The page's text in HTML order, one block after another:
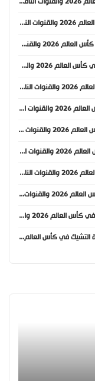
موعد مباراة السويد وتونس في كأس العالم 2026 والقنوات الناقلة
موعد مباراة إسبانيا والرأس الأخضر في كأس العالم 2026 والقنوات الناقلة
موعد مباراة ساحل العاج والإكوادور في كأس العالم 2026 والقنوات الناقلة
موعد مباراة أستراليا وتركيا في كأس العالم 2026 والقنوات الناقلة
موعد مباراة ألمانيا وكوراساو في كأس العالم 2026 والقنوات الناقلة
موعد مباراة هايتي واسكتلندا في كأس العالم 2026 والقنوات الناقلة
موعد مباراة البرازيل والمغرب في كأس العالم 2026 والقنوات الناقلة
موعد مباراة قطر وسويسرا في كأس العالم 2026 والقنوات الناقلة
موعد مباراة أمريكا والباراغواي في كأس العالم 2026 والقنوات الناقلة
موعد مباراة كندا والبوسنة والهرسك في كأس العالم 2026 والقنوات الناقلة
موعد مباراة كوريا الجنوبية وجمهورية التشيك في كأس العالم 2026 والقنوات الناقلة